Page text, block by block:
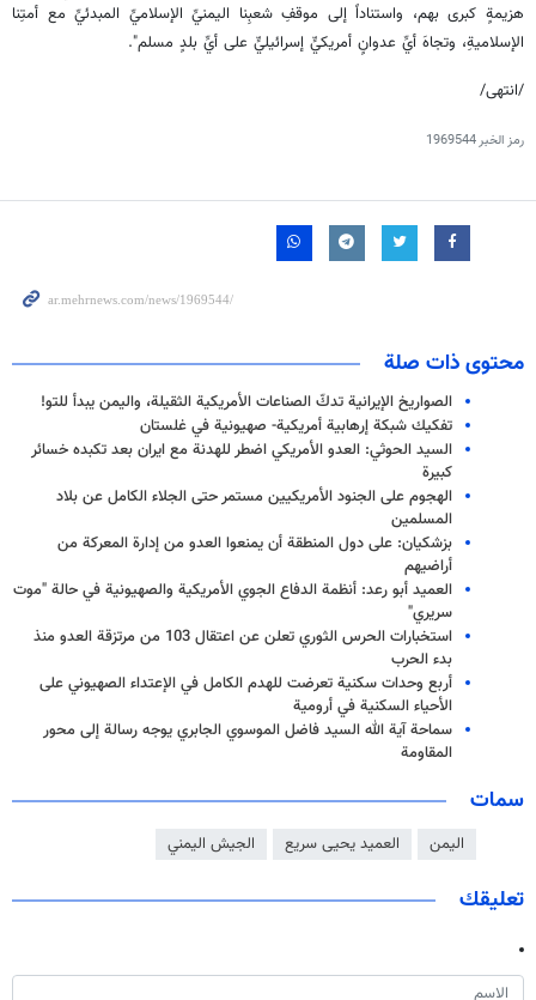
هزيمةٍ كبرى بهم، واستناداً إلى موقفِ شعبِنا اليمنيِّ الإسلاميِّ المبدئيِّ مع أمتِنا
الإسلاميةِ، وتجاهَ أيِّ عدوانٍ أمريكيٍّ إسرائيليٍّ على أيِّ بلدٍ مسلم".
/انتهى/
رمز الخبر1969544
محتوى ذات صلة
الصواريخ الإيرانية تدكّ الصناعات الأمريكية الثقيلة، واليمن يبدأ للتو!
تفكيك شبكة إرهابية أمريكية- صهيونية في غلستان
السيد الحوثي: العدو الأمريكي اضطر للهدنة مع ايران بعد تكبده خسائر
كبيرة
الهجوم على الجنود الأمريكيين مستمر حتى الجلاء الكامل عن بلاد
المسلمين
بزشكيان: على دول المنطقة أن يمنعوا العدو من إدارة المعركة من
أراضيهم
العميد أبو رعد: أنظمة الدفاع الجوي الأمريكية والصهيونية في حالة "موت
سريري"
استخبارات الحرس الثوري تعلن عن اعتقال 103 من مرتزقة العدو منذ
بدء الحرب
أربع وحدات سكنية تعرضت للهدم الكامل في الإعتداء الصهيوني على
الأحياء السكنية في أرومية
سماحة آية الله السيد فاضل الموسوي الجابري يوجه رسالة إلى محور
المقاومة
سمات
اليمن العميد يحيى سريع الجيش اليمني
تعليقك